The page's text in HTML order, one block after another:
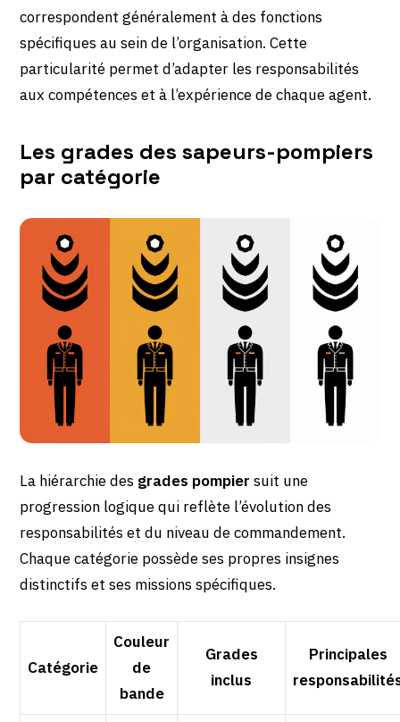
correspondent généralement à des fonctions
spécifiques au sein de l’organisation. Cette
particularité permet d’adapter les responsabilités
aux compétences et à l’expérience de chaque agent.
Les grades des sapeurs-pompiers
par catégorie
La hiérarchie des grades pompier suit une
progression logique qui reflète l’évolution des
responsabilités et du niveau de commandement.
Chaque catégorie possède ses propres insignes
distinctifs et ses missions spécifiques.
Catégorie
Couleur
de
bande
Grades
inclus
Principales